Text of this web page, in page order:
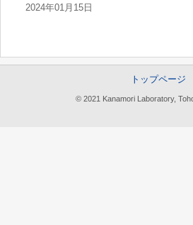
2024年01月15日
トップページ
© 2021 Kanamori Laboratory,